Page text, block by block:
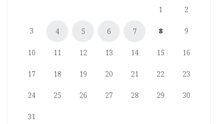
1 2
3 4 5 6 7 8 9
10 11 12 13 14 15 16
17 18 19 20 21 22 23
24 25 26 27 28 29 30
31